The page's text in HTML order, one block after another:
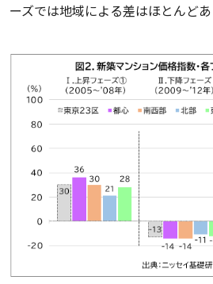
ーズでは地域による差はほとんどあ